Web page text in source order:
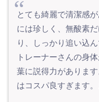
とても綺麗で清潔感
には珍しく、無酸素
り、しっかり追い込
トレーナーさんの身
葉に説得力がありま
はコスパ良すぎます